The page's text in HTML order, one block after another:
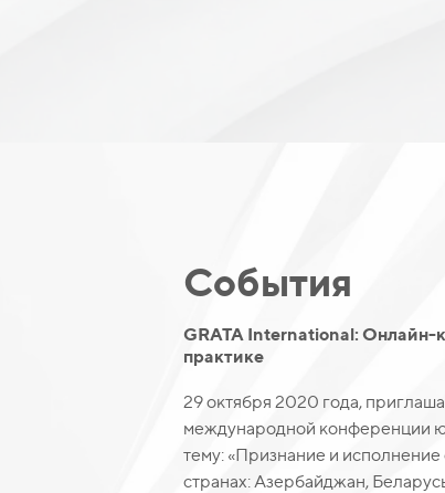
События
GRATA International: Онлайн-
практике
29 октября 2020 года,
международной конференции
тему: «Признание и
странах: Азербайджан,